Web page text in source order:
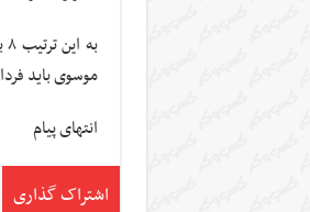
موسوی باید
انتهای پیام
اشتراک گذاری